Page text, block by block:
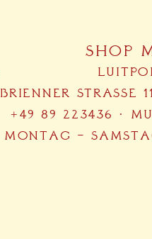
SHOP
BRIENNER STRASSE
+49 89 223436
·
MONTAG –